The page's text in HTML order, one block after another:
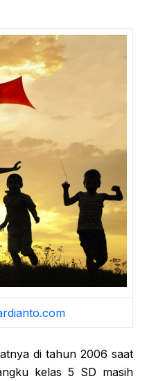
di tahun 2006 saat
kelas 5 SD masih